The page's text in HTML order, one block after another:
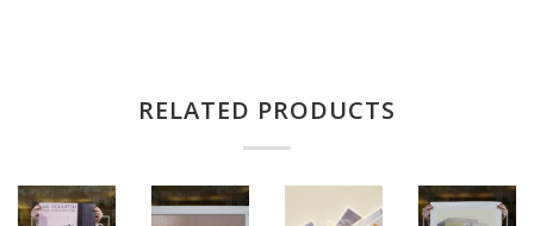
RELATED PRODUCTS